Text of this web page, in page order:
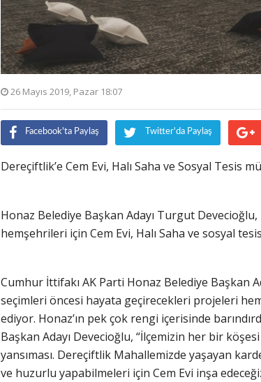
26 Mayıs 2019, Pazar 18:07
Facebook'ta Paylaş Twitter'da Paylaş
Dereçiftlik’e Cem Evi, Halı Saha ve Sosyal Tesis
Honaz Belediye Başkan Adayı Turgut
hemşehrileri için Cem Evi, Halı Saha ve sosyal
Cumhur İttifakı AK Parti Honaz Belediye Başkan
seçimleri öncesi hayata geçirecekleri projeleri
ediyor. Honaz’ın pek çok rengi içerisinde
Başkan Adayı Devecioğlu, “İlçemizin her bir
yansıması. Dereçiftlik Mahallemizde yaşayan
ve huzurlu yapabilmeleri için Cem Evi inşa